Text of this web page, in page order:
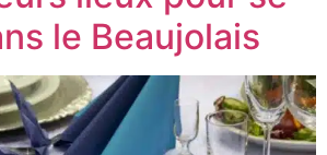
le Beaujolais